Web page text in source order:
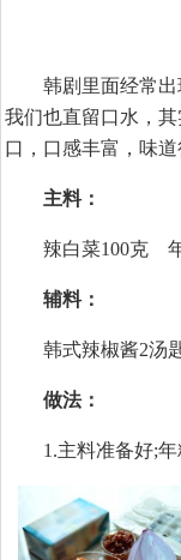
韩剧里面经常出
我们也直留口水，
口，口感丰富，味道
主料：
辣白菜100克 年
辅料：
韩式辣椒酱2汤
做法：
1.主料准备好;年